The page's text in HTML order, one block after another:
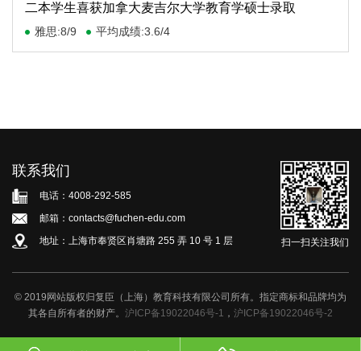
二本学生喜获加拿大麦吉尔大学教育学硕士录取
雅思:8/9 平均成绩:3.6/4
联系我们
电话：4008-292-585
邮箱：contacts@fuchen-edu.com
地址：上海市奉贤区肖塘路 255 弄 10 号 1 层
扫一扫关注我们
© 2019网站版权归复臣（上海）教育科技有限公司所有。指定商标和品牌均为
其各自所有者的财产。 沪ICP备19022046号-1 ， 沪ICP备19022046号-2